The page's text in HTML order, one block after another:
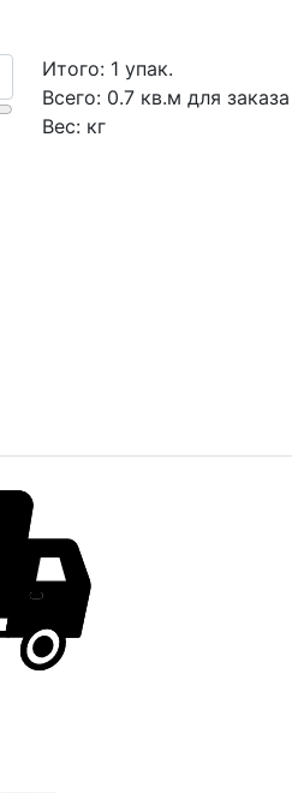
Итого: 1 упак.
Всего: 0.7 кв.м для заказа
Вес: кг